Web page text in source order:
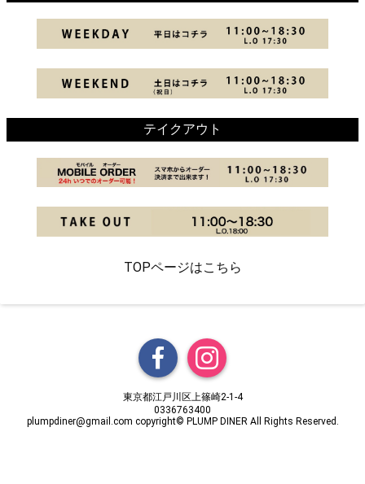
テイクアウト
TOPページはこちら
東京都江戸川区上篠崎2-1-4
0336763400
plumpdiner@gmail.com copyright© PLUMP DINER All Rights Reserved.